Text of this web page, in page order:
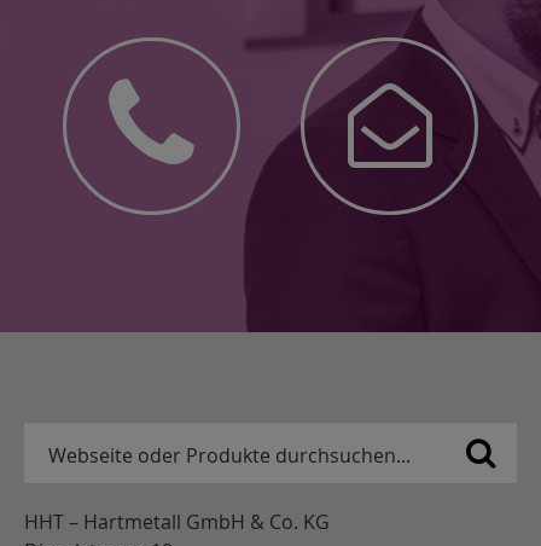
HHT – Hartmetall GmbH & Co. KG